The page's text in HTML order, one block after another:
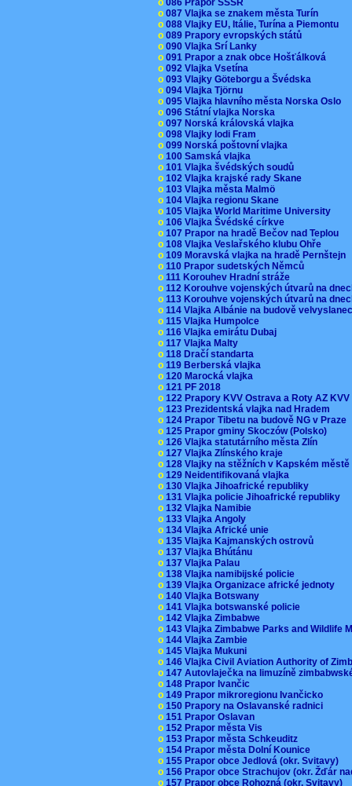
o 086 Prapor SSSR
o 087 Vlajka se znakem města Turín
o 088 Vlajky EU, Itálie, Turína a Piemontu
o 089 Prapory evropských států
o 090 Vlajka Srí Lanky
o 091 Prapor a znak obce Hošťálková
o 092 Vlajka Vsetína
o 093 Vlajky Göteborgu a Švédska
o 094 Vlajka Tjörnu
o 095 Vlajka hlavního města Norska Oslo
o 096 Státní vlajka Norska
o 097 Norská královská vlajka
o 098 Vlajky lodi Fram
o 099 Norská poštovní vlajka
o 100 Samská vlajka
o 101 Vlajka švédských soudů
o 102 Vlajka krajské rady Skane
o 103 Vlajka města Malmö
o 104 Vlajka regionu Skane
o 105 Vlajka World Maritime University
o 106 Vlajka Švédské církve
o 107 Prapor na hradě Bečov nad Teplou
o 108 Vlajka Veslařského klubu Ohře
o 109 Moravská vlajka na hradě Pernštejn
o 110 Prapor sudetských Němců
o 111 Korouhev Hradní stráže
o 112 Korouhve vojenských útvarů na
o 113 Korouhve vojenských útvarů na
o 114 Vlajka Albánie na budově
o 115 Vlajka Humpolce
o 116 Vlajka emirátu Dubaj
o 117 Vlajka Malty
o 118 Dračí standarta
o 119 Berberská vlajka
o 120 Marocká vlajka
o 121 PF 2018
o 122 Prapory KVV Ostrava a Roty AZ
o 123 Prezidentská vlajka nad Hradem
o 124 Prapor Tibetu na budově NG v Praze
o 125 Prapor gminy Skoczów (Polsko)
o 126 Vlajka statutárního města Zlín
o 127 Vlajka Zlínského kraje
o 128 Vlajky na stěžních v Kapském
o 129 Neidentifikovaná vlajka
o 130 Vlajka Jihoafrické republiky
o 131 Vlajka policie Jihoafrické republiky
o 132 Vlajka Namibie
o 133 Vlajka Angoly
o 134 Vlajka Africké unie
o 135 Vlajka Kajmanských ostrovů
o 137 Vlajka Bhútánu
o 137 Vlajka Palau
o 138 Vlajka namibijské policie
o 139 Vlajka Organizace africké jednoty
o 140 Vlajka Botswany
o 141 Vlajka botswanské policie
o 142 Vlajka Zimbabwe
o 143 Vlajka Zimbabwe Parks and Wildlife
o 144 Vlajka Zambie
o 145 Vlajka Mukuni
o 146 Vlajka Civil Aviation Authority of
o 147 Autovlaječka na limuzíně
o 148 Prapor Ivančic
o 149 Prapor mikroregionu Ivančicko
o 150 Prapory na Oslavanské radnici
o 151 Prapor Oslavan
o 152 Prapor města Vis
o 153 Prapor města Schkeuditz
o 154 Prapor města Dolní Kounice
o 155 Prapor obce Jedlová (okr. Svitavy)
o 156 Prapor obce Strachujov (okr. Žďár
o 157 Prapor obce Rohozná (okr. Svitavy)